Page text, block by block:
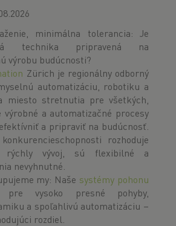
minimálna tolerancia: Je
technika pripravená na
výrobu budúcnosti?
Zürich je regionálny odborný
automatizáciu, robotiku a
miesto stretnutia pre všetkých,
a automatizačné procesy
a pripraviť na budúcnosť.
rozhoduje
rýchly vývoj, sú flexibilné a
nevyhnutné.
my: Naše systémy pohonu
vysoko presné pohyby,
a spoľahlivú automatizáciu –
rozdiel.